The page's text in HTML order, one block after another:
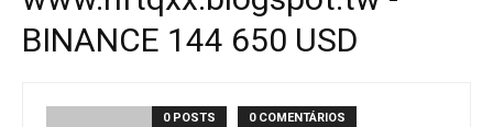
BINANCE 144 650 USD
0 POSTS 0 COMENTÁRIOS